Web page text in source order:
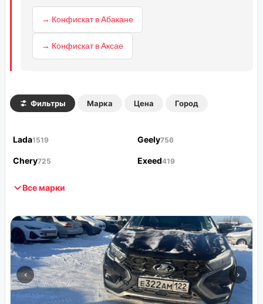
→ Конфискат в Абакане
→ Конфискат в Аксае
Фильтры Марка Цена Город
Lada1519 Geely756
Chery725 Exeed419
Все марки
‹ ›